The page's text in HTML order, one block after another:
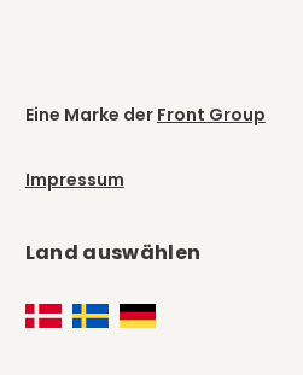
Eine Marke der Front Group
Impressum
Land auswählen